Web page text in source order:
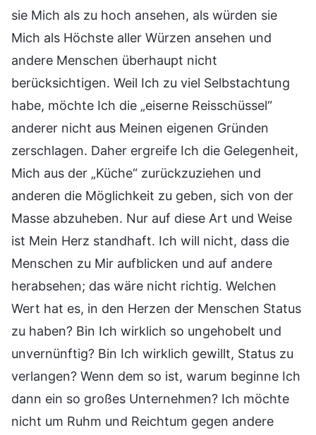
sie Mich als zu hoch ansehen, als würden sie
Mich als Höchste aller Würzen ansehen und
andere Menschen überhaupt nicht
berücksichtigen. Weil Ich zu viel Selbstachtung
habe, möchte Ich die „eiserne Reisschüssel“
anderer nicht aus Meinen eigenen Gründen
zerschlagen. Daher ergreife Ich die Gelegenheit,
Mich aus der „Küche“ zurückzuziehen und
anderen die Möglichkeit zu geben, sich von der
Masse abzuheben. Nur auf diese Art und Weise
ist Mein Herz standhaft. Ich will nicht, dass die
Menschen zu Mir aufblicken und auf andere
herabsehen; das wäre nicht richtig. Welchen
Wert hat es, in den Herzen der Menschen Status
zu haben? Bin Ich wirklich so ungehobelt und
unvernünftig? Bin Ich wirklich gewillt, Status zu
verlangen? Wenn dem so ist, warum beginne Ich
dann ein so großes Unternehmen? Ich möchte
nicht um Ruhm und Reichtum gegen andere